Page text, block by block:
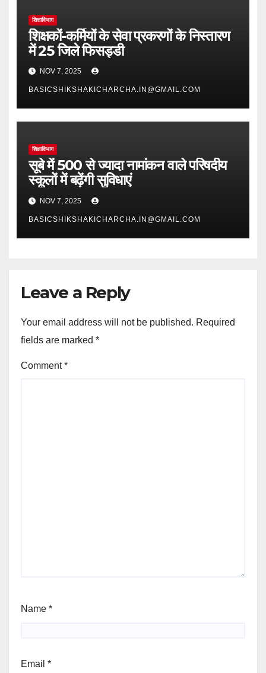
शिक्षाविभाग
शिक्षकों-कर्मियों के सेवा प्रकरणों के निस्तारण
में 25 जिले फिसड्डी
NOV 7, 2025
BASICSHIKSHAKICHARCHA.IN@GMAIL.COM
शिक्षाविभाग
सूबे में 500 से ज्यादा नामांकन वाले परिषदीय
स्कूलों में बढ़ेंगी सुविधाएं
NOV 7, 2025
BASICSHIKSHAKICHARCHA.IN@GMAIL.COM
Leave a Reply
Your email address will not be published. Required
fields are marked *
Comment*
Name *
Email *